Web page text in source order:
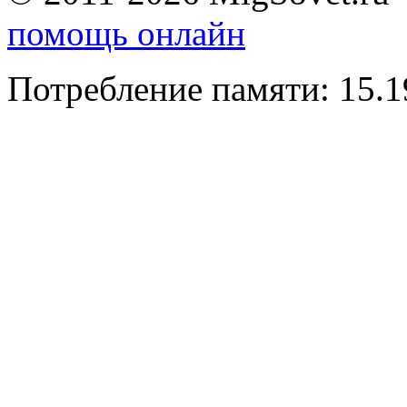
помощь онлайн
Потребление памяти: